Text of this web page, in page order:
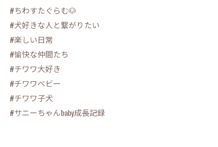
#ちわすたぐらむ🐶
#犬好きな人と繋がりたい
#楽しい日常
#愉快な仲間たち
#チワワ大好き
#チワワベビー
#チワワ子犬
#サニーちゃんbaby成長記録